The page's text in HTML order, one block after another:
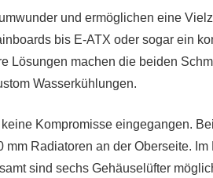
und ermöglichen eine
bis E-ATX oder sogar ein
Lösungen machen die beiden
Wasserkühlungen.
Kompromisse eingegangen.
mm Radiatoren an der Oberseite.
sind sechs Gehäuselüfter